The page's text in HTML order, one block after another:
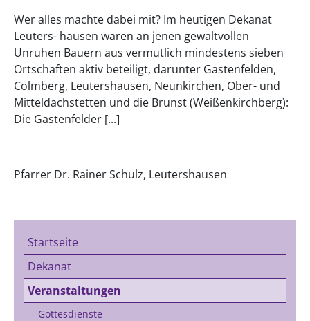
Wer alles machte dabei mit? Im heutigen Dekanat
Leuters- hausen waren an jenen gewaltvollen
Unruhen Bauern aus vermutlich mindestens sieben
Ortschaften aktiv beteiligt, darunter Gastenfelden,
Colmberg, Leutershausen, Neunkirchen, Ober- und
Mitteldachstetten und die Brunst (Weißenkirchberg):
Die Gastenfelder [...]
Pfarrer Dr. Rainer Schulz, Leutershausen
Startseite
Dekanat
Veranstaltungen
Gottesdienste